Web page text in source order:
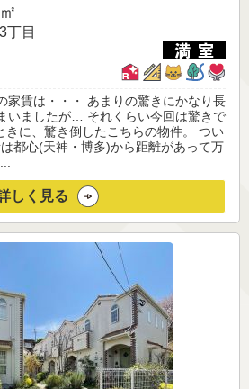
丁目
家賃は・・・ あまりの驚きにかなり長
いましたが… それくらい今回は驚きで
きに、驚き倒したこちらの物件。 つい
都心(天神・博多)から距離があって万
しく見る